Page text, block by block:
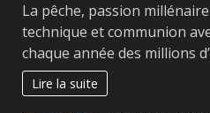
La pêche, passion
technique et communion
chaque année des millions
Lire la suite